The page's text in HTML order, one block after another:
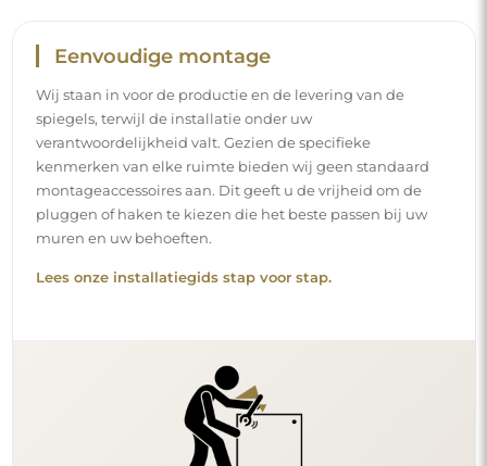
Eenvoudige montage
Wij staan in voor de productie en de levering van de
spiegels, terwijl de installatie onder uw
verantwoordelijkheid valt. Gezien de specifieke
kenmerken van elke ruimte bieden wij geen standaard
montageaccessoires aan. Dit geeft u de vrijheid om de
pluggen of haken te kiezen die het beste passen bij uw
muren en uw behoeften.
Lees onze installatiegids stap voor stap.